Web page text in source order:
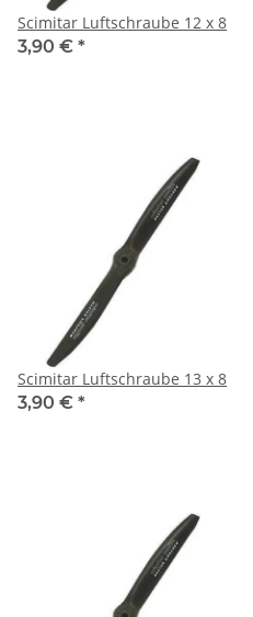
Scimitar Luftschraube 12 x 8
3,90 € *
Scimitar Luftschraube 13 x 8
3,90 € *